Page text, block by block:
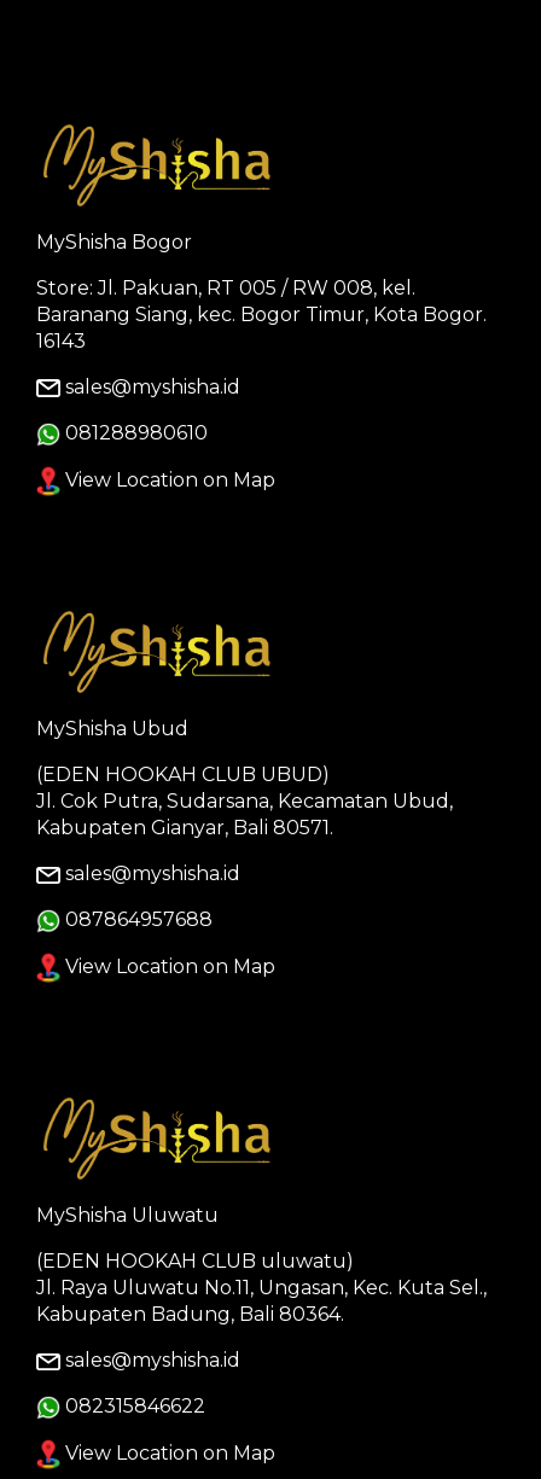
MyShisha Bogor
Store: Jl. Pakuan, RT 005 / RW 008, kel.
Baranang Siang, kec. Bogor Timur, Kota Bogor.
16143
sales@myshisha.id
081288980610
View Location on Map
MyShisha Ubud
(EDEN HOOKAH CLUB UBUD)
Jl. Cok Putra, Sudarsana, Kecamatan Ubud,
Kabupaten Gianyar, Bali 80571.
sales@myshisha.id
087864957688
View Location on Map
MyShisha Uluwatu
(EDEN HOOKAH CLUB uluwatu)
Jl. Raya Uluwatu No.11, Ungasan, Kec. Kuta Sel.,
Kabupaten Badung, Bali 80364.
sales@myshisha.id
082315846622
View Location on Map